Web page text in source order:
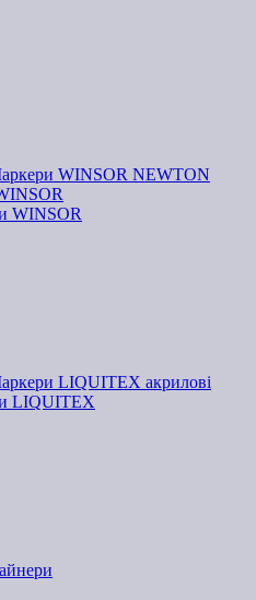
WINSOR NEWTON
WINSOR
LIQUITEX акрилові
LIQUITEX